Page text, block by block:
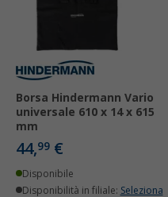
Borsa Hindermann Vario
universale 610 x 14 x 615
mm
44,99 €
Disponibile
Disponibilità in filiale: Seleziona